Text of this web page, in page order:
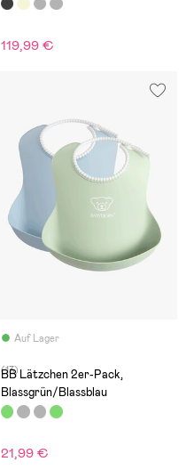
119,99 €
Auf Lager
(13)
BB Lätzchen 2er-Pack,
Blassgrün/Blassblau
21,99 €